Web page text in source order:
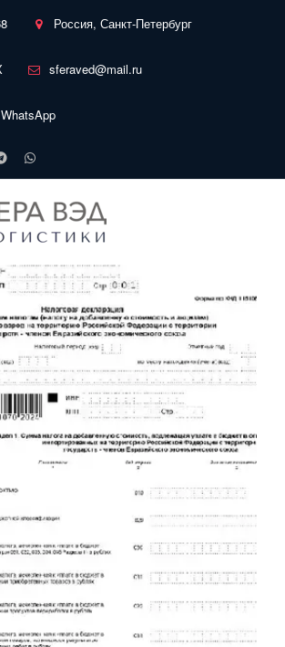
Россия, Санкт-Петербург
sferaved@mail.ru